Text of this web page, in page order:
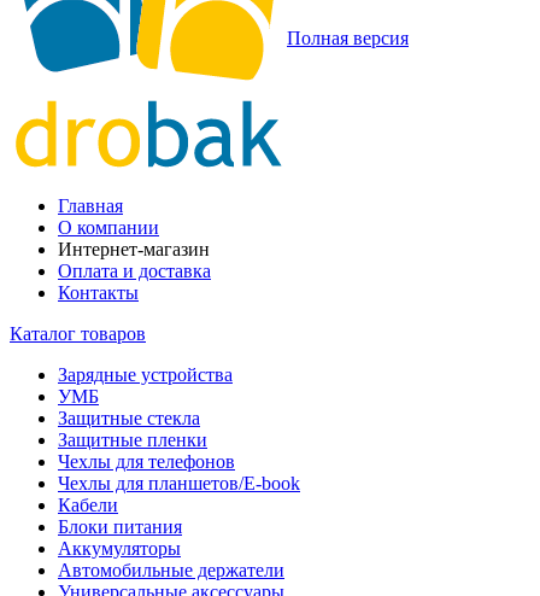
Полная версия
Главная
О компании
Интернет-магазин
Оплата и доставка
Контакты
Каталог товаров
Зарядные устройства
УМБ
Защитные стекла
Защитные пленки
Чехлы для телефонов
Чехлы для планшетов/E-book
Кабели
Блоки питания
Аккумуляторы
Автомобильные держатели
Универсальные аксессуары